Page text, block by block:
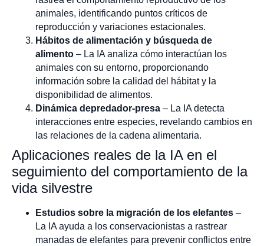
animales, identificando puntos críticos de
reproducción y variaciones estacionales.
Hábitos de alimentación y búsqueda de
alimento – La IA analiza cómo interactúan los
animales con su entorno, proporcionando
información sobre la calidad del hábitat y la
disponibilidad de alimentos.
Dinámica depredador-presa – La IA detecta
interacciones entre especies, revelando cambios en
las relaciones de la cadena alimentaria.
Aplicaciones reales de la IA en el
seguimiento del comportamiento de la
vida silvestre
Estudios sobre la migración de los elefantes –
La IA ayuda a los conservacionistas a rastrear
manadas de elefantes para prevenir conflictos entre